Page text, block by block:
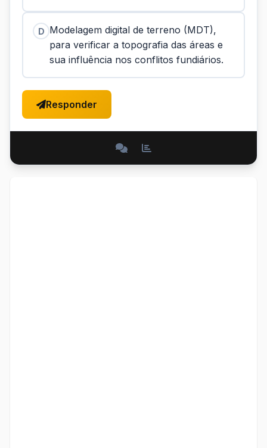
D Modelagem digital de terreno (MDT),
para verificar a topografia das áreas e
sua influência nos conflitos fundiários.
Responder